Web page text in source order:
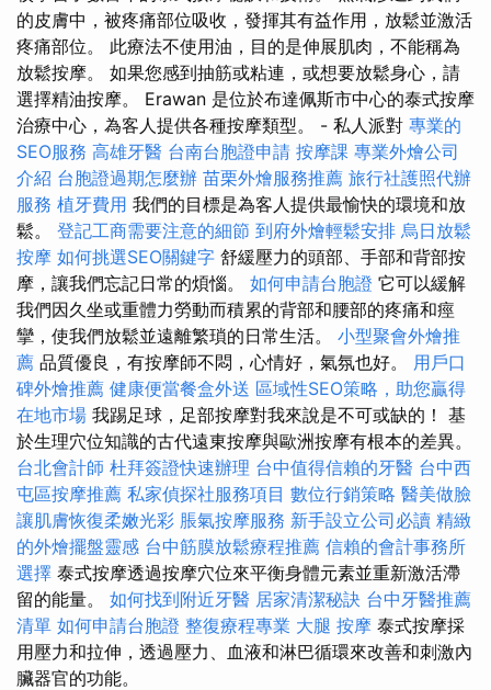
的皮膚中，被疼痛部位吸收，發揮其有益作用，放鬆並激活
疼痛部位。 此療法不使用油，目的是伸展肌肉，不能稱為
放鬆按摩。 如果您感到抽筋或粘連，或想要放鬆身心，請
選擇精油按摩。 Erawan 是位於布達佩斯市中心的泰式按摩
治療中心，為客人提供各種按摩類型。 - 私人派對 專業的
SEO服務 高雄牙醫 台南台胞證申請 按摩課 專業外燴公司
介紹 台胞證過期怎麼辦 苗栗外燴服務推薦 旅行社護照代辦
服務 植牙費用 我們的目標是為客人提供最愉快的環境和放
鬆。 登記工商需要注意的細節 到府外燴輕鬆安排 烏日放鬆
按摩 如何挑選SEO關鍵字 舒緩壓力的頭部、手部和背部按
摩，讓我們忘記日常的煩惱。 如何申請台胞證 它可以緩解
我們因久坐或重體力勞動而積累的背部和腰部的疼痛和痙
攣，使我們放鬆並遠離繁瑣的日常生活。 小型聚會外燴推
薦 品質優良，有按摩師不悶，心情好，氣氛也好。 用戶口
碑外燴推薦 健康便當餐盒外送 區域性SEO策略，助您贏得
在地市場 我踢足球，足部按摩對我來說是不可或缺的！ 基
於生理穴位知識的古代遠東按摩與歐洲按摩有根本的差異。
台北會計師 杜拜簽證快速辦理 台中值得信賴的牙醫 台中西
屯區按摩推薦 私家偵探社服務項目 數位行銷策略 醫美做臉
讓肌膚恢復柔嫩光彩 脹氣按摩服務 新手設立公司必讀 精緻
的外燴擺盤靈感 台中筋膜放鬆療程推薦 信賴的會計事務所
選擇 泰式按摩透過按摩穴位來平衡身體元素並重新激活滯
留的能量。 如何找到附近牙醫 居家清潔秘訣 台中牙醫推薦
清單 如何申請台胞證 整復療程專業 大腿 按摩 泰式按摩採
用壓力和拉伸，透過壓力、血液和淋巴循環來改善和刺激內
臟器官的功能。